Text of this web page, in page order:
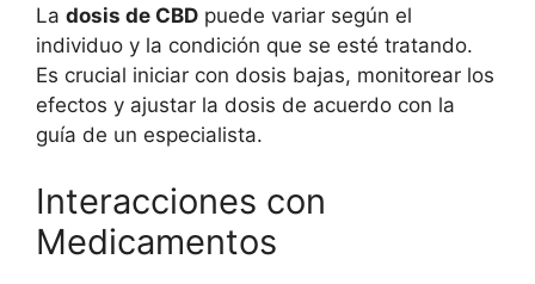
La dosis de CBD puede variar según el
individuo y la condición que se esté tratando.
Es crucial iniciar con dosis bajas, monitorear los
efectos y ajustar la dosis de acuerdo con la
guía de un especialista.
Interacciones con
Medicamentos